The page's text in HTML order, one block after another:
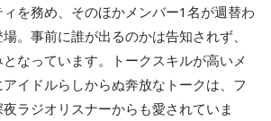
ィを務め、そのほかメンバー1名が週替わ
。事前に誰が出るのかは告知されず、
なっています。トークスキルが高いメ
イドルらしからぬ奔放なトークは、フ
ラジオリスナーからも愛されていま